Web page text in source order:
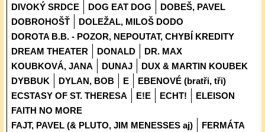
DIVOKÝ SRDCE
DOG EAT DOG
DOBEŠ, PAVEL
DOBROHOŠŤ
DOLEŽAL, MILOŠ DODO
DOROTA B.B. - POZOR, NEPOUTAT, CHYBÍ KREDITY
DREAM THEATER
DONALD
DR. MAX
KOUBKOVÁ, JANA
DUNAJ
DUX & MARTIN KOUBEK
DYBBUK
DYLAN, BOB E
EBENOVÉ (bratři, tři)
ECSTASY OF ST. THERESA
E!E ECHT!
ELEISON
FAITH NO MORE
FAJT, PAVEL (& PLUTO, JIM MENESSES aj)
FERMÁTA